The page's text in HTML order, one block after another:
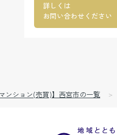
詳しくは
お問い合わせください
ンション(売買)】西宮市の一覧